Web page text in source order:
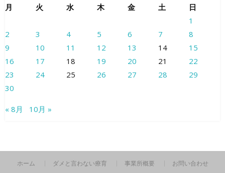
月
火 水 木 金 土
日
1
2
3 4 5 6 7
8
9
10 11 12 13 14
15
16
17 18 19 20 21
22
23
24 25 26 27 28
29
30
« 8月 10月 »
ホーム ダメと言わない療育 事業所概要 お問い合わせ